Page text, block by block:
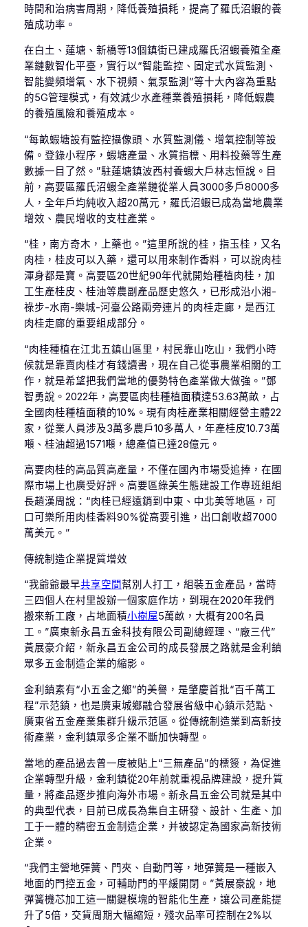
時間和治病害周期，降低養殖損耗，提高了羅氏沼蝦的養
殖成功率。
在白土、蓮塘、新橋等13個鎮街已建成羅氏沼蝦養殖全產
業鏈數智化平臺，實行以“智能監控、固定式水質監測、
智能變頻增氧、水下視頻、氣泵監測”等十大內容為重點
的5G管理模式，有效減少水產種業養殖損耗，降低蝦農
的養殖風險和養殖成本。
“每畝蝦塘設有監控攝像頭、水質監測儀、增氧控制等設
備。登錄小程序，蝦塘產量、水質指標、用料投藥等生產
數據一目了然。”駐蓮塘鎮波西村養蝦大戶林志恒說。目
前，高要區羅氏沼蝦全產業鏈從業人員3000多戶8000多
人，全年戶均純收入超20萬元，羅氏沼蝦已成為當地農業
增效、農民增收的支柱產業。
“桂，南方奇木，上藥也。”這里所說的桂，指玉桂，又名
肉桂，桂皮可以入藥，還可以用來制作香料，可以說肉桂
渾身都是寶。高要區20世紀90年代就開始種植肉桂，加
工生產桂皮、桂油等農副產品歷史悠久，已形成沿小湘-
祿步-水南-樂城-河臺公路兩旁連片的肉桂走廊，是西江
肉桂走廊的重要組成部分。
“肉桂種植在江北五鎮山區里，村民靠山吃山，我們小時
候就是靠賣肉桂才有錢讀書，現在自己從事農業相關的工
作，就是希望把我們當地的優勢特色產業做大做強。”鄧
智勇說。2022年，高要區肉桂種植面積達53.63萬畝，占
全國肉桂種植面積的10%。現有肉桂產業相關經營主體22
家，從業人員涉及3萬多農戶10多萬人，年產桂皮10.73萬
噸、桂油超過1571噸，總產值已達28億元。
高要肉桂的高品質高產量，不僅在國內市場受追捧，在國
際市場上也廣受好評。高要區綠美生態建設工作專班組組
長趙漢周說：“肉桂已經遠銷到中東、中北美等地區，可
口可樂所用肉桂香料90%從高要引進，出口創收超7000
萬美元。”
傳統制造企業提質增效
“我爺爺最早共享空間幫別人打工，組裝五金產品，當時
三四個人在村里設辦一個家庭作坊，到現在2020年我們
搬來新工廠，占地面積小樹屋5萬畝，大概有200名員
工。”廣東新永昌五金科技有限公司副總經理、“廠三代”
黃展豪介紹，新永昌五金公司的成長發展之路就是金利鎮
眾多五金制造企業的縮影。
金利鎮素有“小五金之鄉”的美譽，是肇慶首批“百千萬工
程”示范鎮，也是廣東城鄉融合發展省級中心鎮示范點、
廣東省五金產業集群升級示范區。從傳統制造業到高新技
術產業，金利鎮眾多企業不斷加快轉型。
當地的產品過去曾一度被貼上“三無產品”的標簽，為促進
企業轉型升級，金利鎮從20年前就重視品牌建設，提升質
量，將產品逐步推向海外市場。新永昌五金公司就是其中
的典型代表，目前已成長為集自主研發、設計、生產、加
工于一體的精密五金制造企業，并被認定為國家高新技術
企業。
“我們主營地彈簧、門夾、自動門等，地彈簧是一種嵌入
地面的門控五金，可輔助門的平緩開閉。”黃展豪說，地
彈簧機芯加工這一關鍵模塊的智能化生產，讓公司產能提
升了5倍，交貨周期大幅縮短，殘次品率可控制在2%以